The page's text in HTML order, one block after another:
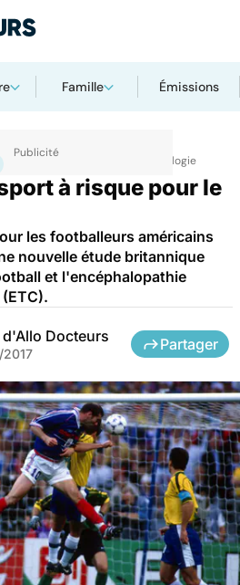
Famille Émissions
neurologiques Cerveau et neurologie
à risque pour le
les footballeurs américains
nouvelle étude britannique
et l'encéphalopathie
Docteurs Partager